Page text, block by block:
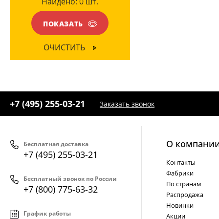
ПОКАЗАТЬ
ОЧИСТИТЬ
+7 (495) 255-03-21 Заказать звонок
Бесплатная доставка
+7 (495) 255-03-21
Бесплатный звонок по России
+7 (800) 775-63-32
График работы
О
Контакты
Фабрики
По странам
Распродажа
Новинки
Акции